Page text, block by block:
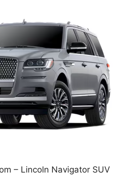
– Lincoln Navigator SUV